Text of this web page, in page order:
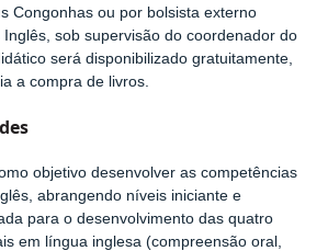
Congonhas ou por bolsista externo
sob supervisão do coordenador do
será disponibilizado gratuitamente,
a compra de livros.
objetivo desenvolver as competências
abrangendo níveis iniciante e
para o desenvolvimento das quatro
em língua inglesa (compreensão oral,